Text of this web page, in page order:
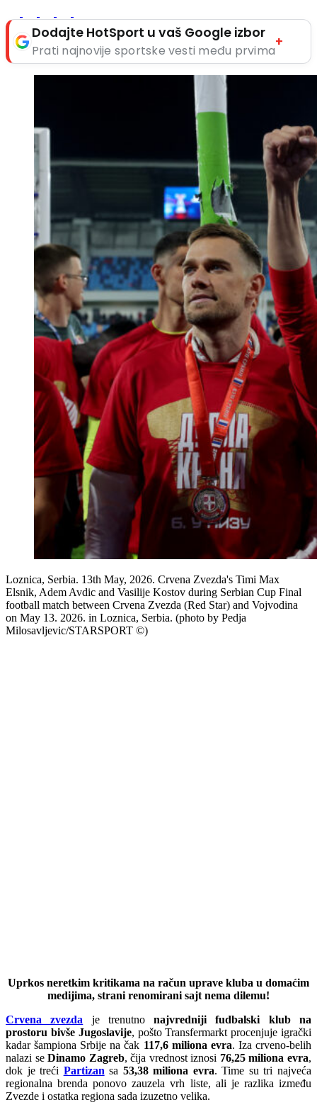
Dodajte HotSport u vaš Google izbor
Prati najnovije sportske vesti među prvima
+
Loznica, Serbia. 13th May, 2026. Crvena Zvezda's Timi Max
Elsnik, Adem Avdic and Vasilije Kostov during Serbian Cup Final
football match between Crvena Zvezda (Red Star) and Vojvodina
on May 13. 2026. in Loznica, Serbia. (photo by Pedja
Milosavljevic/STARSPORT ©)
Uprkos neretkim kritikama na račun uprave kluba u domaćim
medijima, strani renomirani sajt nema dilemu!
Crvena zvezda je trenutnonajvredniji fudbalski klub na
prostoru bivše Jugoslavije, pošto Transfermarkt procenjuje igrački
kadar šampiona Srbije na čak 117,6 miliona evra. Iza crveno-belih
nalazi seDinamo Zagreb, čija vrednost iznosi 76,25 miliona evra,
dok je treći Partizan sa 53,38 miliona evra. Time su tri najveća
regionalna brenda ponovo zauzela vrh liste, ali je razlika između
Zvezde i ostatka regiona sada izuzetno velika.